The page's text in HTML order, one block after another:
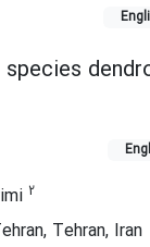
2
Tehran, Iran